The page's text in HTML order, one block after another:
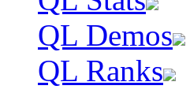
QL Demos
QL Ranks